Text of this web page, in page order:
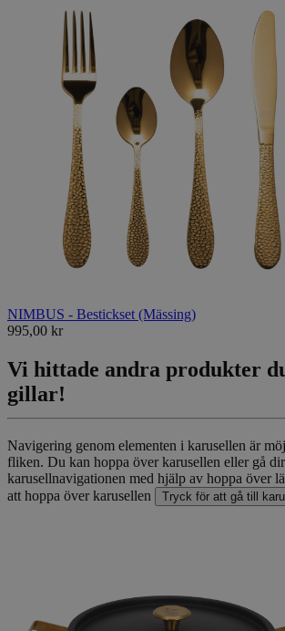
NIMBUS - Bestickset (Mässing)
995,00 kr
Vi hittade andra produkter
gillar!
Navigering genom elementen i karusellen är
fliken. Du kan hoppa över karusellen eller gå
karusellnavigationen med hjälp av hoppa över
att hoppa över karusellen
Tryck för att gå till